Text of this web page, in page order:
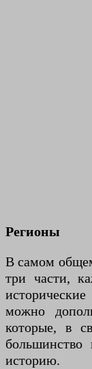
Регионы
В самом
три части,
можно
которые, в
историю.